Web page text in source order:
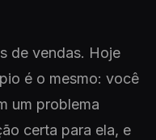
de vendas. Hoje
é o mesmo: você
um problema
certa para ela, e